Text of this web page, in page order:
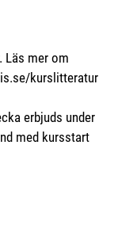
Läs mer om
kurslitteratur
erbjuds under
med kursstart